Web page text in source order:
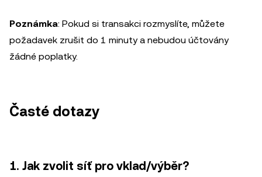
Poznámka: Pokud si transakci rozmyslíte, můžete
požadavek zrušit do 1 minuty a nebudou účtovány
žádné poplatky.
Časté dotazy
1. Jak zvolit síť pro vklad/výběr?